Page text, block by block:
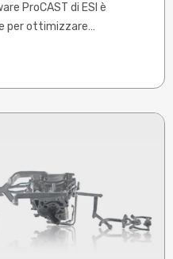
ProCAST di ESI è
per ottimizzare